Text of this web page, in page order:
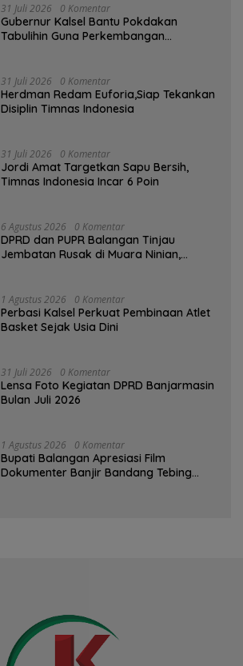
31 Juli 2026 0 Komentar
Gubernur Kalsel Bantu Pokdakan
Tabulihin Guna Perkembangan
31 Juli 2026 0 Komentar
Herdman Redam Euforia,Siap Tekankan
Disiplin Timnas Indonesia
31 Juli 2026 0 Komentar
Jordi Amat Targetkan Sapu Bersih,
Timnas Indonesia Incar 6 Poin
6 Agustus 2026 0 Komentar
DPRD dan PUPR Balangan Tinjau
Jembatan Rusak di Muara Ninian,
1 Agustus 2026 0 Komentar
Perbasi Kalsel Perkuat Pembinaan Atlet
Basket Sejak Usia Dini
31 Juli 2026 0 Komentar
Lensa Foto Kegiatan DPRD Banjarmasin
Bulan Juli 2026
1 Agustus 2026 0 Komentar
Bupati Balangan Apresiasi Film
Dokumenter Banjir Bandang Tebing